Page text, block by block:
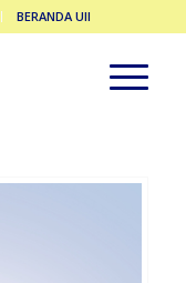
BERANDA UII